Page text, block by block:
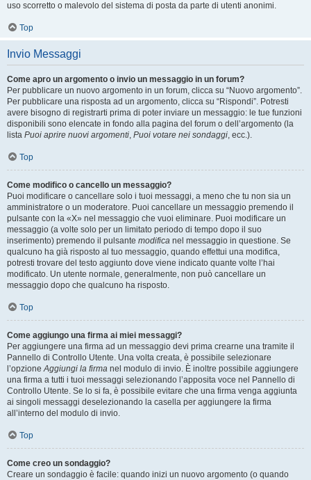
uso scorretto o malevolo del sistema di posta da parte di utenti anonimi.
Top
Invio Messaggi
Come apro un argomento o invio un messaggio in un forum?
Per pubblicare un nuovo argomento in un forum, clicca su “Nuovo argomento”.
Per pubblicare una risposta ad un argomento, clicca su “Rispondi”. Potresti
avere bisogno di registrarti prima di poter inviare un messaggio: le tue funzioni
disponibili sono elencate in fondo alla pagina del forum o dell’argomento (la
lista Puoi aprire nuovi argomenti, Puoi votare nei sondaggi, ecc.).
Top
Come modifico o cancello un messaggio?
Puoi modificare o cancellare solo i tuoi messaggi, a meno che tu non sia un
amministratore o un moderatore. Puoi cancellare un messaggio premendo il
pulsante con la «X» nel messaggio che vuoi eliminare. Puoi modificare un
messaggio (a volte solo per un limitato periodo di tempo dopo il suo
inserimento) premendo il pulsante modifica nel messaggio in questione. Se
qualcuno ha già risposto al tuo messaggio, quando effettui una modifica,
potresti trovare del testo aggiunto dove viene indicato quante volte l’hai
modificato. Un utente normale, generalmente, non può cancellare un
messaggio dopo che qualcuno ha risposto.
Top
Come aggiungo una firma ai miei messaggi?
Per aggiungere una firma ad un messaggio devi prima crearne una tramite il
Pannello di Controllo Utente. Una volta creata, è possibile selezionare
l’opzioneAggiungi la firma nel modulo di invio. È inoltre possibile aggiungere
una firma a tutti i tuoi messaggi selezionando l’apposita voce nel Pannello di
Controllo Utente. Se lo si fa, è possibile evitare che una firma venga aggiunta
ai singoli messaggi deselezionando la casella per aggiungere la firma
all’interno del modulo di invio.
Top
Come creo un sondaggio?
Creare un sondaggio è facile: quando inizi un nuovo argomento (o quando